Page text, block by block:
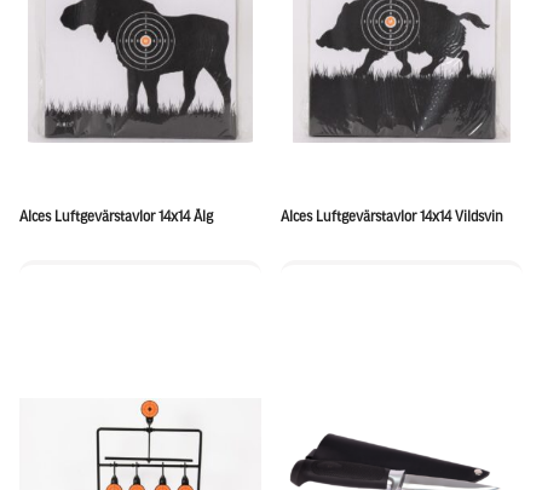
Alces Luftgevärstavlor 14x14 Älg Alces Luftgevärstavlor 14x14 Vildsvin